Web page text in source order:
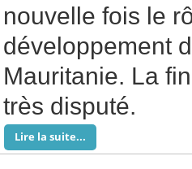
nouvelle fois le
développement
Mauritanie. La
très disputé.
Lire la suite...